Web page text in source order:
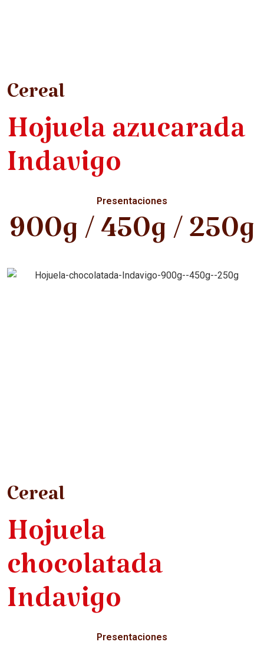
Cereal
Hojuela azucarada
Indavigo
Presentaciones
900g / 450g / 250g
Cereal
Hojuela
chocolatada
Indavigo
Presentaciones